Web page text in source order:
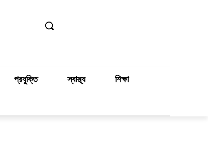
প্রযুক্তি স্বাস্থ্য শিক্ষা